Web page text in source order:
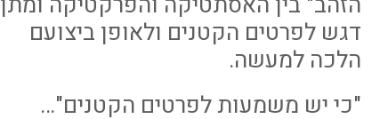
דגש לפרטים הקטנים ולאופן ביצועם
הלכה למעשה.
"כי יש משמעות לפרטים הקטנים"…